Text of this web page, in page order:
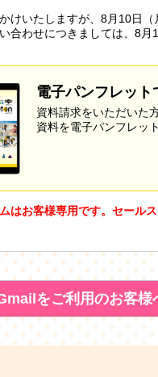
けいたしますが、8月10日
合わせにつきましては、8月
電子パンフレッ
資料請求をいただいた
資料を電子パンフレッ
はお客様専用です。セール
をご利用のお客